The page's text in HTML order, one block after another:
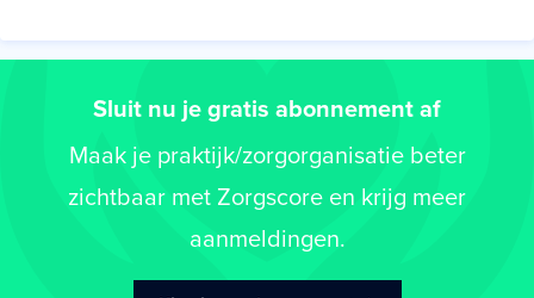
Sluit nu je gratis abonnement af
Maak je praktijk/zorgorganisatie beter
zichtbaar met Zorgscore en krijg meer
aanmeldingen.